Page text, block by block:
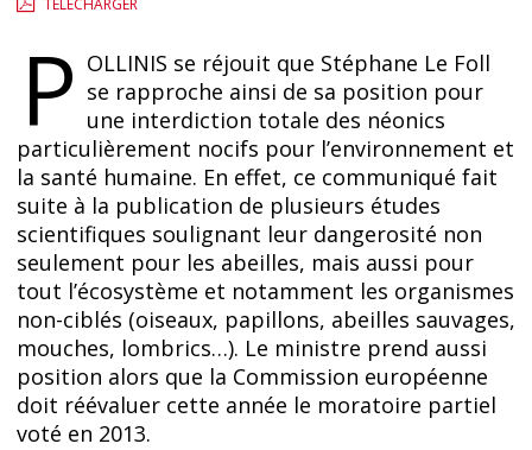
TÉLÉCHARGER
P OLLINIS se réjouit que Stéphane Le Foll
se rapproche ainsi de sa position pour
une interdiction totale des néonics
particulièrement nocifs pour l’environnement et
la santé humaine. En effet, ce communiqué fait
suite à la publication de plusieurs études
scientifiques soulignant leur dangerosité non
seulement pour les abeilles, mais aussi pour
tout l’écosystème et notamment les organismes
non-ciblés (oiseaux, papillons, abeilles sauvages,
mouches, lombrics…). Le ministre prend aussi
position alors que la Commission européenne
doit réévaluer cette année le moratoire partiel
voté en 2013.